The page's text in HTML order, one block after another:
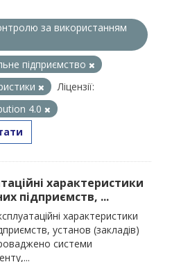
за використанням
підприємство
Ліцензії:
4.0
характеристики
підприємств, ...
характеристики
установ (закладів)
системи